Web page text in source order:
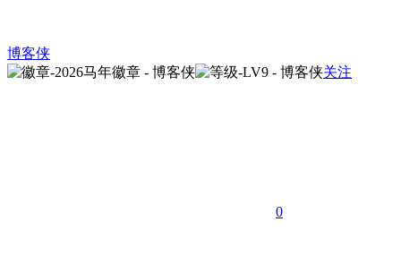
博客侠
关注
0